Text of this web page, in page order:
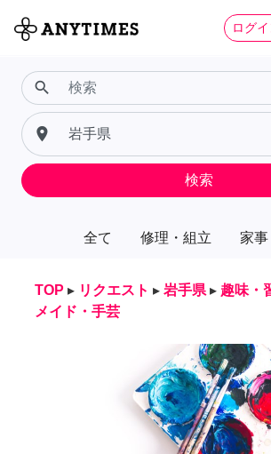
ログ
全て 修理・組立 家事
search
place
検索
TOP ▸ リクエスト ▸ 岩手県 ▸ 趣味・
メイド・手芸